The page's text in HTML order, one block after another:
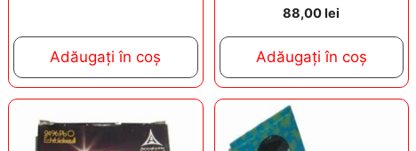
f
5
Adăugați în coș
0
o
o
5
88,00 lei
Adăugați în coș